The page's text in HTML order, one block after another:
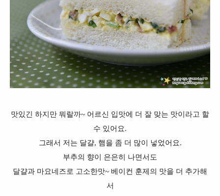
맛있긴 하지만 뭐랄까~ 어르신 입맛에 더 잘 맞는 맛이라고 할
수 있어요.
그래서 저는 달걀, 햄을 좀 더 많이 넣었어요.
부추의 향이 은은히 나면서도
달걀과 마요네즈로 고소한맛~ 베이컨 훈제의 맛을 더 추가해
서